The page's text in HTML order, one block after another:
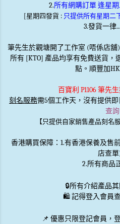
2.所有網購訂單 逢星
[星期四發貨 : 只提供所有星期二
3.發貨一律
筆先生於觀塘開了工作室 (唔係店
所有 [KTO] 產品均享有免費送貨，
點。順豐加
百寶利 P1106 筆先
刻名服務需5個工作天，沒有提供
查詢
【只提供自家銷售產品刻名
香港購買保障：1.有香港保養及售
店查單
2.所有商品
🔒所有介紹產品
🛍️ 記得登入會員
📌 優惠只限登記會員 ，